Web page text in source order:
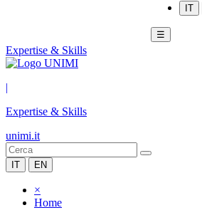
IT
☰
Expertise & Skills
|
Expertise & Skills
unimi.it
IT EN
×
Home